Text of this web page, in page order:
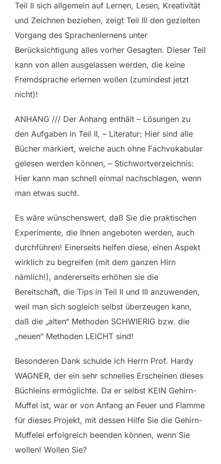
Teil Il sich allgemein auf Lernen, Lesen, Kreativität
und Zeichnen beziehen, zeigt Teil Ill den gezielten
Vorgang des Sprachenlernens unter
Berücksichtigung alles vorher Gesagten. Dieser Teil
kann von allen ausgelassen werden, die keine
Fremdsprache erlernen wollen (zumindest jetzt
nicht)!
ANHANG /// Der Anhang enthält – Lösungen zu
den Aufgaben in Teil II, – Literatur: Hier sind alle
Bücher markiert, welche auch ohne Fachvokabular
gelesen werden können, – Stichwortverzeichnis:
Hier kann man schnell einmal nachschlagen, wenn
man etwas sucht.
Es wäre wünschenswert, daß Sie die praktischen
Experimente, die Ihnen angeboten werden, auch
durchführen! Einerseits helfen diese, einen Aspekt
wirklich zu begreifen (mit dem ganzen Hirn
nämlich!), andererseits erhöhen sie die
Bereitschaft, die Tips in Teil II und III anzuwenden,
weil man sich sogleich selbst überzeugen kann,
daß die „alten“ Methoden SCHWIERIG bzw. die
„neuen“ Methoden LEICHT sind!
Besonderen Dank schulde ich Herrn Prof. Hardy
WAGNER, der ein sehr schnelles Erscheinen dieses
Büchleins ermöglichte. Da er selbst KEIN Gehirn-
Muffel ist, war er von Anfang an Feuer und Flamme
für dieses Projekt, mit dessen Hilfe Sie die Gehirn-
Muffelei erfolgreich beenden können, wenn Sie
wollen! Wollen Sie?